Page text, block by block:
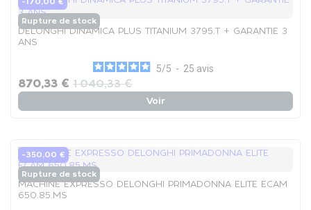
Rupture de stock
DELONGHI DINAMICA PLUS TITANIUM 3795.T + GARANTIE 3
ANS
5/5 - 25 avis
870,33 € 1 040,33 €
Voir
-350,00 €
Rupture de stock
MACHINE EXPRESSO DELONGHI PRIMADONNA ELITE ECAM
650.85.MS